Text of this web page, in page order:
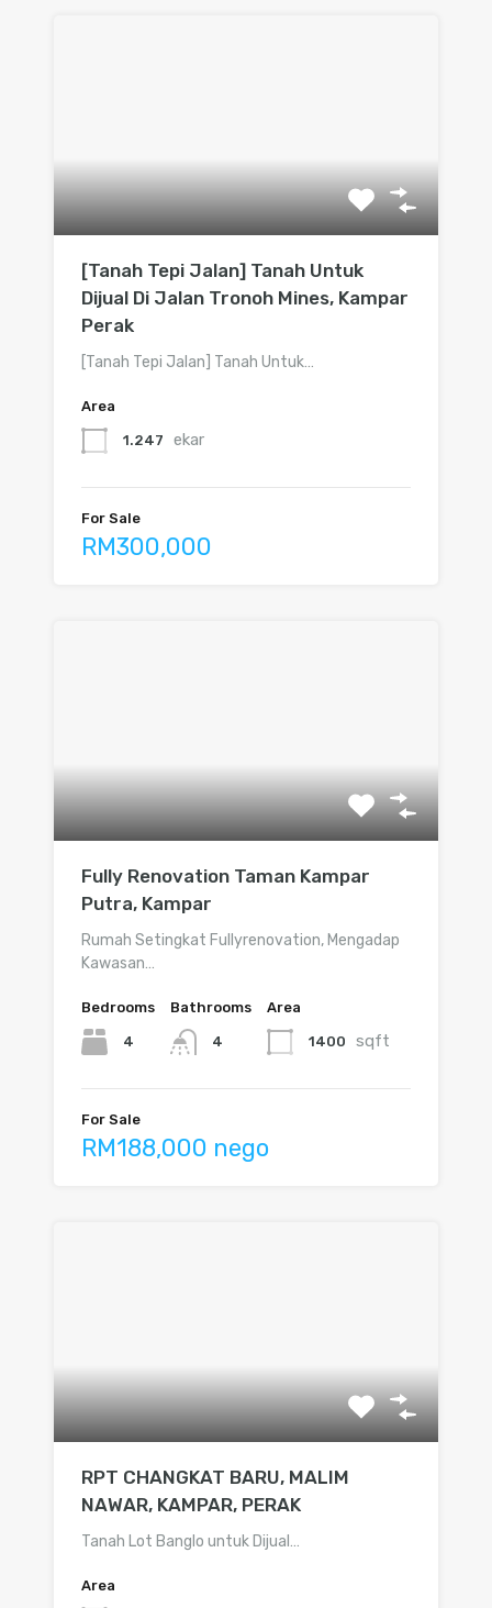
[Tanah Tepi Jalan] Tanah Untuk
Dijual Di Jalan Tronoh Mines, Kampar
Perak
[Tanah Tepi Jalan] Tanah Untuk…
Area
1.247 ekar
For Sale
RM300,000
Fully Renovation Taman Kampar
Putra, Kampar
Rumah Setingkat Fullyrenovation, Mengadap
Kawasan…
Bedrooms
4
Bathrooms
4
Area
1400 sqft
For Sale
RM188,000 nego
RPT CHANGKAT BARU, MALIM
NAWAR, KAMPAR, PERAK
Tanah Lot Banglo untuk Dijual…
Area